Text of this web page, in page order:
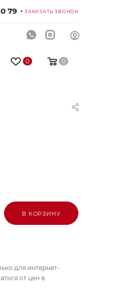
79 ЗАКАЗАТЬ ЗВОНОК
0 0
В КОРЗИНУ
для интернет-
от цен в